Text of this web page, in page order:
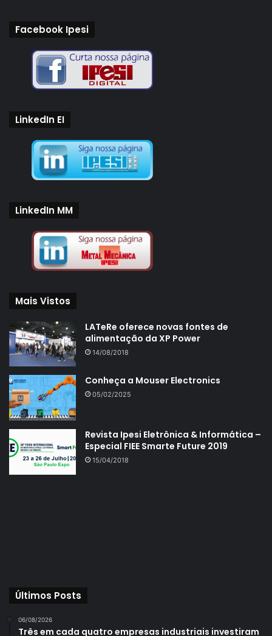
Facebook Ipesi
LinkedIn EI
LinkedIn MM
Mais Vistos
LATeRe oferece novas fontes de
alimentação da XP Power
14/08/2018
Conheça a Mouser Electronics
05/02/2025
Revista Ipesi Eletrônica & Informática –
Especial FIEE Smarte Future 2019
15/04/2018
Últimos Posts
06/08/2026
Três em cada quatro empresas industriais investiram